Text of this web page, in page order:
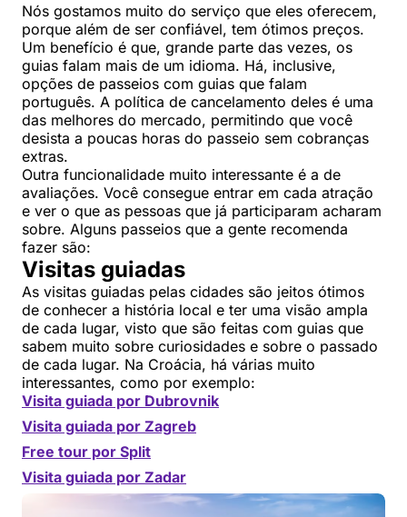
Nós gostamos muito do serviço que eles oferecem,
porque além de ser confiável, tem ótimos preços.
Um benefício é que, grande parte das vezes, os
guias falam mais de um idioma. Há, inclusive,
opções de passeios com guias que falam
português. A política de cancelamento deles é uma
das melhores do mercado, permitindo que você
desista a poucas horas do passeio sem cobranças
extras.
Outra funcionalidade muito interessante é a de
avaliações. Você consegue entrar em cada atração
e ver o que as pessoas que já participaram acharam
sobre. Alguns passeios que a gente recomenda
fazer são:
Visitas guiadas
As visitas guiadas pelas cidades são jeitos ótimos
de conhecer a história local e ter uma visão ampla
de cada lugar, visto que são feitas com guias que
sabem muito sobre curiosidades e sobre o passado
de cada lugar. Na Croácia, há várias muito
interessantes, como por exemplo:
Visita guiada por Dubrovnik
Visita guiada por Zagreb
Free tour por Split
Visita guiada por Zadar